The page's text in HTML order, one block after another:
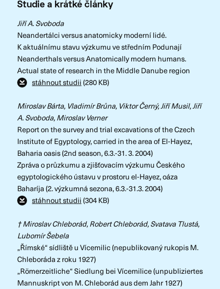
Studie a krátké články
Jiří A. Svoboda
Neandertálci versus anatomicky moderní lidé.
K aktuálnímu stavu výzkumu ve středním Podunají
Neanderthals versus Anatomically modern humans.
Actual state of research in the Middle Danube region
stáhnout studii(280 KB)
Miroslav Bárta, Vladimír Brůna, Viktor Černý, Jiří Musil, Jiří
A. Svoboda, Miroslav Verner
Report on the survey and trial excavations of the Czech
Institute of Egyptology, carried in the area of El-Hayez,
Baharia oasis (2nd season, 6.3.-31. 3. 2004)
Zpráva o průzkumu a zjišťovacím výzkumu Českého
egyptologického ústavu v prostoru el-Hayez, oáza
Baharíja (2. výzkumná sezona, 6.3.-31.3. 2004)
stáhnout studii(304 KB)
† Miroslav Chleborád, Robert Chleborád, Svatava Tlustá,
Lubomír Šebela
„Římské“ sídliště u Vícemilic (nepublikovaný rukopis M.
Chleboráda z roku 1927)
„Römerzeitliche“ Siedlung bei Vícemilice (unpubliziertes
Mannuskript von M. Chleborád aus dem Jahr 1927)